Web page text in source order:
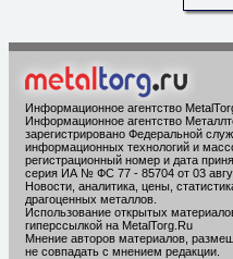
Информационное агентство
Информационное агентство
зарегистрировано Федеральной
информационных технологий и
регистрационный номер и дата
серия ИА № ФС 77 - 85704 от 03
Новости, аналитика, цены,
драгоценных металлов.
Использование открытых
гиперссылкой на MetalTorg.Ru
Мнение авторов материалов,
не совпадать с мнением редакции.